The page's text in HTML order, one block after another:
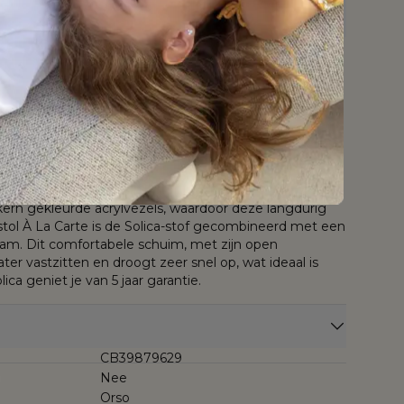
weather
sunbrella® luxe
kussen
weather cosytica
kussen
van de Orso collectie vervloeien met je
onderhoudsvriendelijk aluminium met prachtige,
een buitenbeleving van het hoogste niveau. De
en hoogwaardig, mede dankzij de duurzame
weerbestendige stof is voorzien van een speciale
alleen waterafstotend is, maar ook effectief
en vocht. Solica is ontworpen om bestand te
en kan daardoor het hele jaar
De stof behoudt zijn kleur en slijtvastheid door het
gekleurde acrylvezels, waardoor deze langdurig
À La Carte is de Solica-stof gecombineerd met een
Dit comfortabele schuim, met zijn open
vastzitten en droogt zeer snel op, wat ideaal is
geniet je van 5 jaar garantie.
CB39879629
Nee
Orso